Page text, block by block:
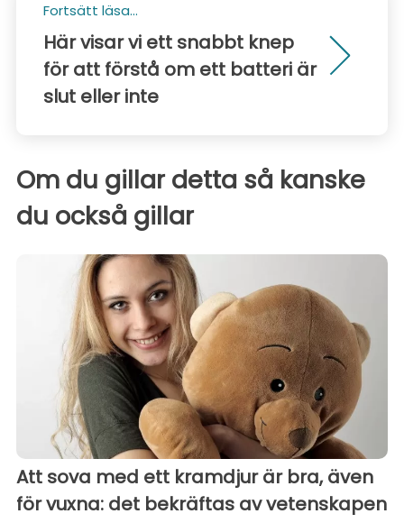
Fortsätt läsa...
Här visar vi ett snabbt knep
för att förstå om ett batteri är
slut eller inte
Om du gillar detta så kanske
du också gillar
Att sova med ett kramdjur är bra, även
för vuxna: det bekräftas av vetenskapen